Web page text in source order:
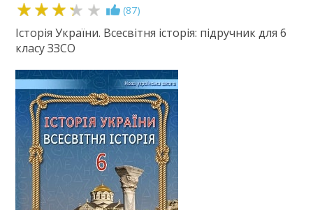
4 клас
5 клас
6 клас
Англійська мова
Біологія
Географія
Громадянська освіта
Етика
Зарубіжна література
Здоров'я
Інформатика
Історія
3.3 (87)
Історія України. Всесвітня історія: підручник для 6
класу ЗЗСО